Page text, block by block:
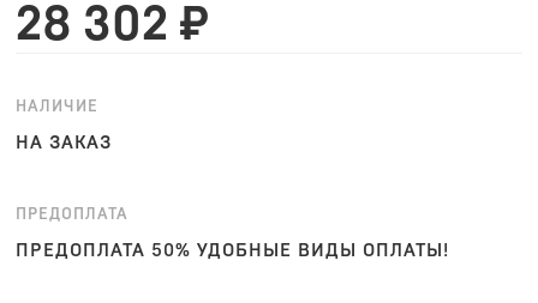
28 302 ₽
НАЛИЧИЕ
НА ЗАКАЗ
ПРЕДОПЛАТА
ПРЕДОПЛАТА 50% УДОБНЫЕ ВИДЫ ОПЛАТЫ!